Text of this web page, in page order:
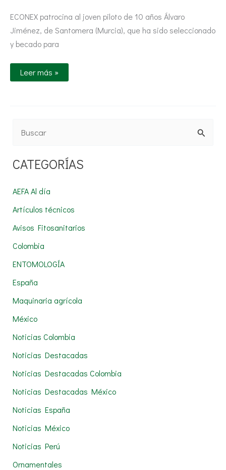
ECONEX patrocina al joven piloto de 10 años Álvaro
Jiménez, de Santomera (Murcia), que ha sido seleccionado
y becado para
Leer más »
s
r
p
o
r
:
CATEGORÍAS
AEFA Al día
Artículos técnicos
Avisos Fitosanitarios
Colombia
ENTOMOLOGÍA
España
Maquinaria agrícola
México
Noticias Colombia
Noticias Destacadas
Noticias Destacadas Colombia
Noticias Destacadas México
Noticias España
Noticias México
Noticias Perú
Ornamentales